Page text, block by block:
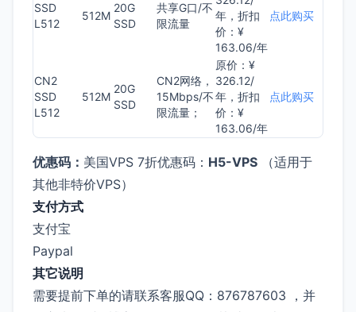
SSD
L512
512M
20G
SSD
共享G口/不
限流量
年，折扣
价：¥
163.06/年
点此购买
CN2
SSD
L512
512M
20G
SSD
CN2网络，
15Mbps/不
限流量；
原价：¥
326.12/
年，折扣
价：¥
163.06/年
点此购买
优惠码： 美国VPS 7折优惠码： H5-VPS （适用于
其他非特价VPS）
支付方式
支付宝
Paypal
其它说明
需要提前下单的请联系客服QQ：876787603 ，并